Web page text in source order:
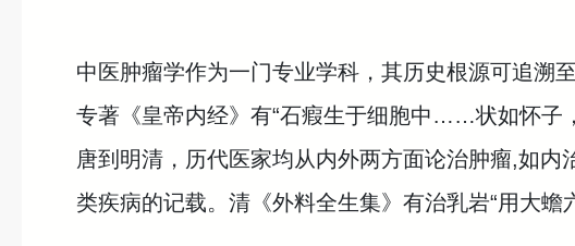
中医肿瘤学作为一门专业学科，其历史根源可追溯
专著《皇帝内经》有“石瘕生于细胞中……状如怀子
唐到明清，历代医家均从内外两方面论治肿瘤,如
类疾病的记载。清《外料全生集》有治乳岩“用大